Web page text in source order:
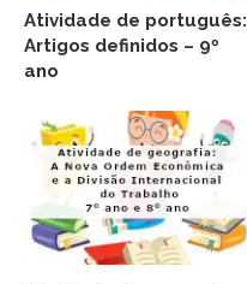
Atividade de português:
Artigos definidos – 9º
ano